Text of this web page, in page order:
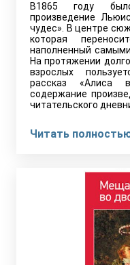
В1865 году
произведение
чудес». В центре
которая
наполненный
На протяжении
взрослых
рассказ «Алиса
содержание
читательского
Читать